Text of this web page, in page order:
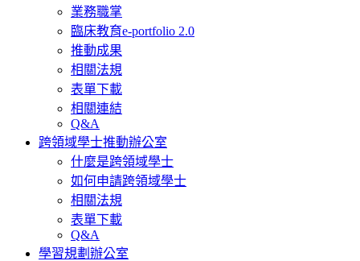
業務職掌
臨床教育e-portfolio 2.0
推動成果
相關法規
表單下載
相關連結
Q&A
跨領域學士推動辦公室
什麼是跨領域學士
如何申請跨領域學士
相關法規
表單下載
Q&A
學習規劃辦公室